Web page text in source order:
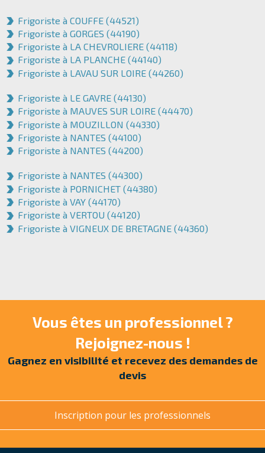
Frigoriste à COUFFE (44521)
Frigoriste à GORGES (44190)
Frigoriste à LA CHEVROLIERE (44118)
Frigoriste à LA PLANCHE (44140)
Frigoriste à LAVAU SUR LOIRE (44260)
Frigoriste à LE GAVRE (44130)
Frigoriste à MAUVES SUR LOIRE (44470)
Frigoriste à MOUZILLON (44330)
Frigoriste à NANTES (44100)
Frigoriste à NANTES (44200)
Frigoriste à NANTES (44300)
Frigoriste à PORNICHET (44380)
Frigoriste à VAY (44170)
Frigoriste à VERTOU (44120)
Frigoriste à VIGNEUX DE BRETAGNE (44360)
Vous êtes un professionnel ?
Rejoignez-nous !
Gagnez en visibilité et recevez des demandes de
devis
Inscription pour les professionnels